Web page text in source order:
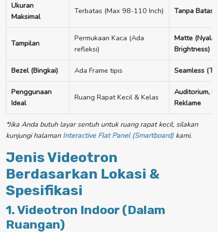
Ukuran
Maksimal
Terbatas (Max 98-110 Inch) Tanpa Batas
Tampilan
Permukaan Kaca (Ada
refleksi)
Matte (Nyala
Brightness)
Bezel (Bingkai) Ada Frame tipis Seamless
Penggunaan
Ideal
Ruang Rapat Kecil & Kelas
Auditorium,
Reklame
*Jika Anda butuh layar sentuh untuk ruang rapat kecil, silakan
kunjungi halaman Interactive Flat Panel (Smartboard) kami.
Jenis Videotron
Berdasarkan Lokasi &
Spesifikasi
1. Videotron Indoor (Dalam
Ruangan)